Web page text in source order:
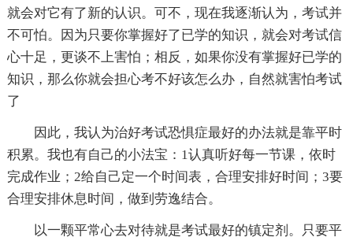
就会对它有了新的认识。可不，现在我逐渐认为，考试并
不可怕。因为只要你掌握好了已学的知识，就会对考试信
心十足，更谈不上害怕；相反，如果你没有掌握好已学的
知识，那么你就会担心考不好该怎么办，自然就害怕考试
了
因此，我认为治好考试恐惧症最好的办法就是靠平时
积累。我也有自己的小法宝：1认真听好每一节课，依时
完成作业；2给自己定一个时间表，合理安排好时间；3要
合理安排休息时间，做到劳逸结合。
以一颗平常心去对待就是考试最好的镇定剂。只要平